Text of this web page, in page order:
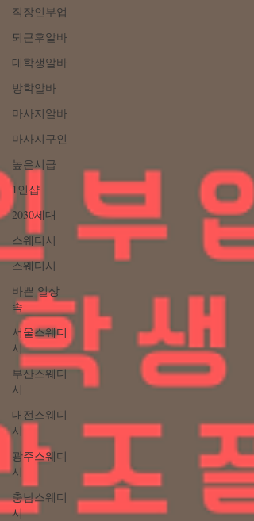
직장인부업
퇴근후알바
대학생알바
방학알바
마사지알바
마사지구인
높은시급
1인샵
2030세대
스웨디시
스웨디시
바쁜 일상
속
서울스웨디
시
부산스웨디
시
대전스웨디
시
광주스웨디
시
충남스웨디
시